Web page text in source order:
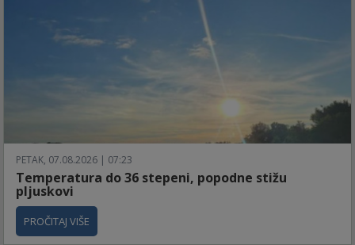
PETAK, 07.08.2026 | 07:23
Temperatura do 36 stepeni, popodne stižu
pljuskovi
PROČITAJ VIŠE